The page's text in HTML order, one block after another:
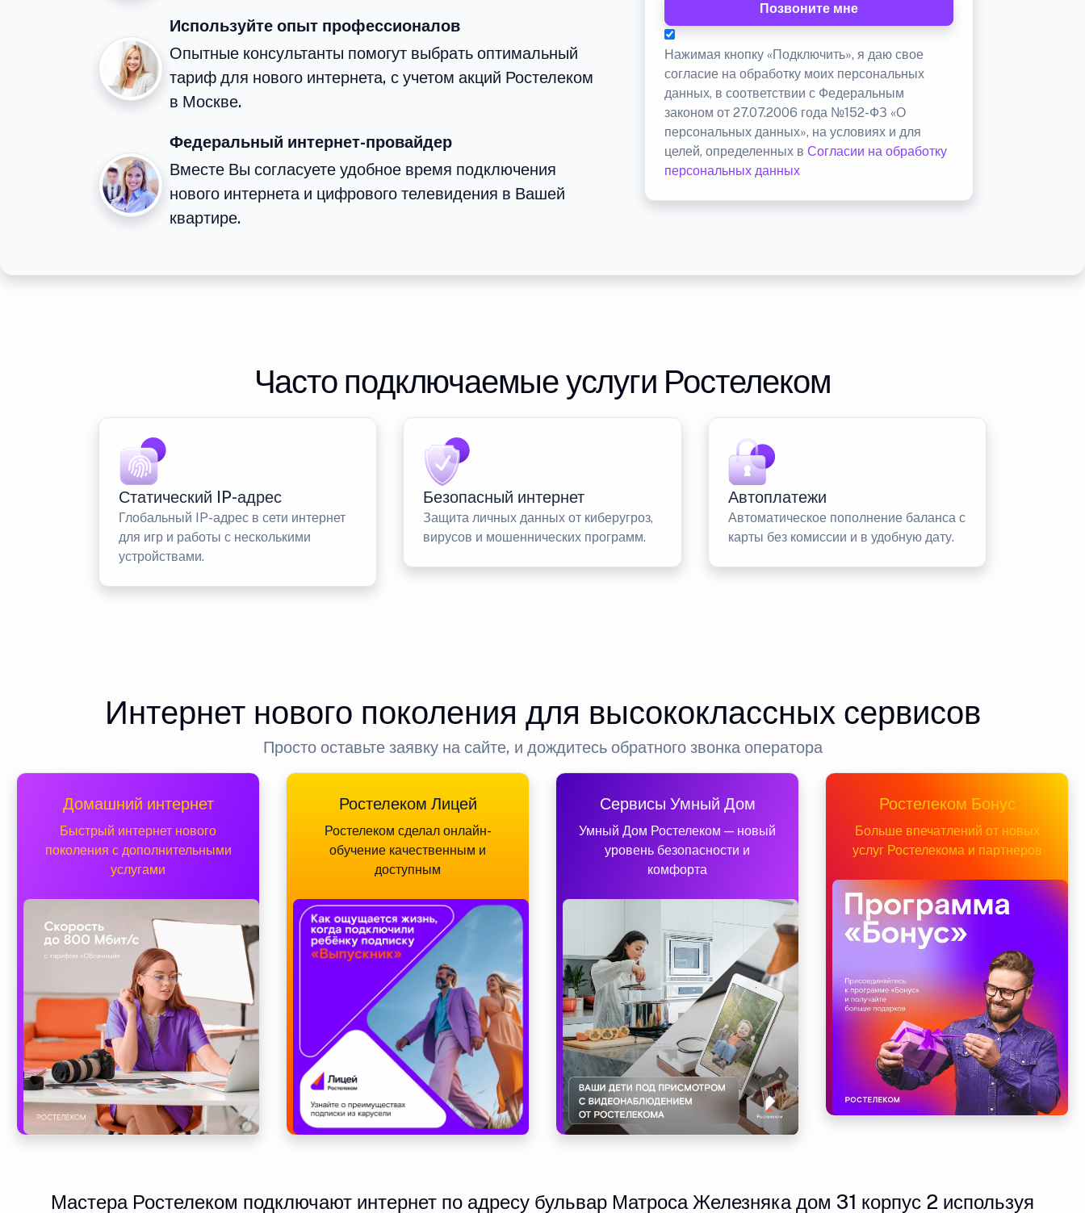
Используйте опыт профессионалов
Опытные консультанты помогут выбрать оптимальный
тариф для нового интернета, с учетом акций Ростелеком
в Москве.
Федеральный интернет-провайдер
Вместе Вы согласуете удобное время подключения
нового интернета и цифрового телевидения в Вашей
квартире.
Позвоните мне
Нажимая кнопку «Подключить», я даю свое
согласие на обработку моих персональных
данных, в соответствии с Федеральным
законом от 27.07.2006 года №152-ФЗ «О
персональных данных», на условиях и для
целей, определенных вСогласии на обработку
персональных данных
Часто подключаемые услуги Ростелеком
Статический IP-адрес
Глобальный IP-адрес в сети интернет
для игр и работы с несколькими
устройствами.
Безопасный интернет
Защита личных данных от киберугроз,
вирусов и мошеннических программ.
Автоплатежи
Автоматическое пополнение баланса с
карты без комиссии и в удобную дату.
Интернет нового поколения для высококлассных сервисов
Просто оставьте заявку на сайте, и дождитесь обратного звонка оператора
Домашний интернет
Быстрый интернет нового
поколения с дополнительными
услугами
Ростелеком Лицей
Ростелеком сделал онлайн-
обучение качественным и
доступным
Сервисы Умный Дом
Умный Дом Ростелеком — новый
уровень безопасности и
комфорта
Ростелеком Бонус
Больше впечатлений от новых
услуг Ростелекома и партнеров
Мастера Ростелеком подключают интернет по адресу бульвар Матроса Железняка дом 31 корпус 2 используя